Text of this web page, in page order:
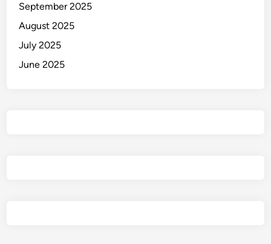
September 2025
August 2025
July 2025
June 2025